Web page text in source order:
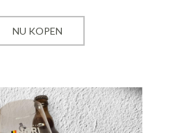
NU KOPEN